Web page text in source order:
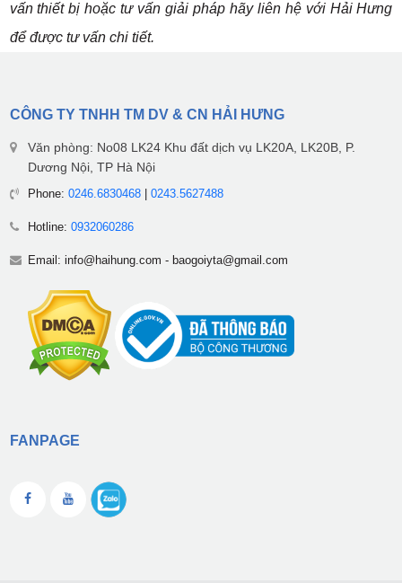
vấn thiết bị hoặc tư vấn giải pháp hãy liên hệ với Hải Hưng
để được tư vấn chi tiết.
CÔNG TY TNHH TM DV & CN HẢI HƯNG
Văn phòng: No08 LK24 Khu đất dịch vụ LK20A, LK20B, P.
Dương Nội, TP Hà Nội
Phone: 0246.6830468| 0243.5627488
Hotline: 0932060286
Email: info@haihung.com - baogoiyta@gmail.com
FANPAGE